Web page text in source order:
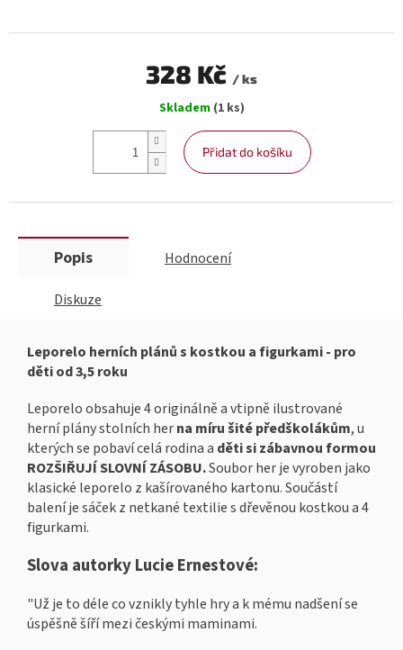
328 Kč / ks
cena:
Skladem (1 ks)
Přidat do košíku
Popis Hodnocení
Diskuze
Leporelo herních plánů s kostkou a figurkami - pro
děti od 3,5 roku
Leporelo obsahuje 4 originálně a vtipně ilustrované
herní plány stolních herna míru šité předškolákům, u
kterých se pobaví celá rodina a děti si zábavnou formou
ROZŠIŘUJÍ SLOVNÍ ZÁSOBU.Soubor her je vyroben jako
klasické leporelo z kašírovaného kartonu. Součástí
balení je sáček z netkané textilie s dřevěnou kostkou a 4
figurkami.
Slova autorky Lucie Ernestové:
"Už je to déle co vznikly tyhle hry a k mému nadšení se
úspěšně šíří mezi českými maminami.